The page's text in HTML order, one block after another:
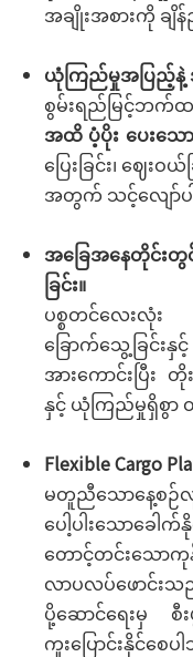
အချိုးအစားကို ချိ
ယုံကြည်မှုအပြည့်နဲ့
စွမ်းရည်မြင့်ဘ
အထိ ပံ့ပိုး ပေးသေ
ပြေးခြင်း၊ ဈေးဝ
အတွက် သင့်လျော်
အခြေအနေတိုင်း
ခြင်း။
ပစ္စတင်လေးလုံ
ခြောက်သွေ့ခြင်
အားကောင်းပြီ
နှင့် ယုံကြည်မှုရှိစွာ
Flexible Cargo
မတူညီသောနေ့စဉ်လု
ပေါ့ပါးသောခ
တောင့်တင်းသောကု
လာပလပ်ဖောင်
ပို့ဆောင်ရေးမှ
ကူးပြောင်းနိုင်စေ